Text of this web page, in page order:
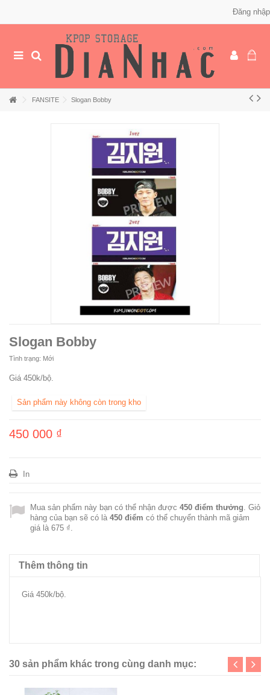
Đăng nhập
FANSITE Slogan Bobby
Slogan Bobby
Tình trạng: Mới
Giá 450k/bộ.
Sản phẩm này không còn trong kho
450 000 ₫
In
Mua sản phẩm này bạn có thể nhận được 450 điểm thưởng . Giỏ
hàng của bạn sẽ có là 450 điểm có thể chuyển thành mã giảm
giá là 675 ₫
Thêm thông tin
Giá 450k/bộ.
30 sản phẩm khác trong cùng danh mục: